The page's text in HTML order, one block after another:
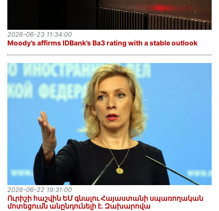
Moody’s affirms IDBank’s Ba3 rating with a stable outlook
2026-06-23 11:34:00
Ուրիշի հաշվին ԵՄ գնալու Հայաստանի սպառողական
մոտեցումն անընդունելի է․ Զախարովա
2026-06-22 19:31:00